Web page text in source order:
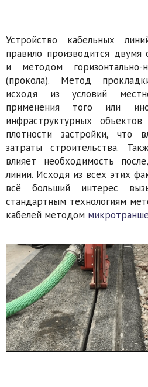
Устройство кабельных
правило производится
и методом горизонтально-
(прокола). Метод
исходя из условий
применения того или
инфраструктурных
плотности застройки, что
затраты строительства.
влияет необходимость
линии. Исходя из всех этих
всё больший интерес
стандартным технологиям
кабелей методом